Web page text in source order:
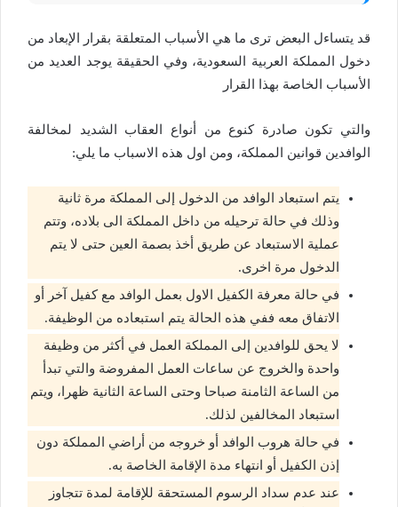
قد يتساءل البعض ترى ما هي الأسباب المتعلقة بقرار الإبعاد من
دخول المملكة العربية السعودية، وفي الحقيقة يوجد العديد من
الأسباب الخاصة بهذا القرار
والتي تكون صادرة كنوع من أنواع العقاب الشديد لمخالفة
الوافدين قوانين المملكة، ومن اول هذه الاسباب ما يلي:
يتم استبعاد الوافد من الدخول إلى المملكة مرة ثانية
وذلك في حالة ترحيله من داخل المملكة الى بلاده، وتتم
عملية الاستبعاد عن طريق أخذ بصمة العين حتى لا يتم
الدخول مرة اخرى.
في حالة معرفة الكفيل الاول بعمل الوافد مع كفيل آخر أو
الاتفاق معه ففي هذه الحالة يتم استبعاده من الوظيفة.
لا يحق للوافدين إلى المملكة العمل في أكثر من وظيفة
واحدة والخروج عن ساعات العمل المفروضة والتي تبدأ
من الساعة الثامنة صباحا وحتى الساعة الثانية ظهرا، ويتم
استبعاد المخالفين لذلك.
في حالة هروب الوافد أو خروجه من أراضي المملكة دون
إذن الكفيل أو انتهاء مدة الإقامة الخاصة به.
عند عدم سداد الرسوم المستحقة للإقامة لمدة تتجاوز